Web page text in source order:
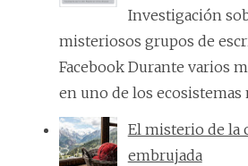
Investigación
misteriosos grupos de
Facebook Durante varios
en uno de los ecosistemas
El misterio de la
embrujada